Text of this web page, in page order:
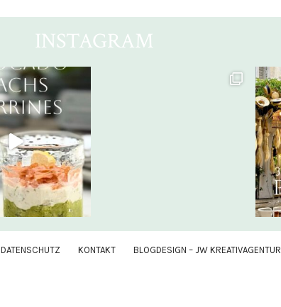
INSTAGRAM
DATENSCHUTZ KONTAKT BLOGDESIGN – JW KREATIVAGENTUR